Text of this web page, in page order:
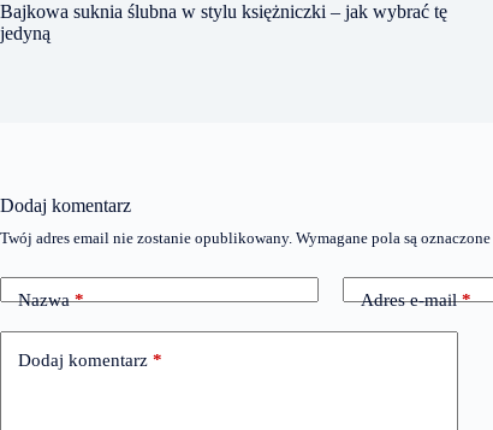
Bajkowa suknia ślubna w stylu księżniczki – jak wybrać tę
jedyną
Dodaj komentarz
Twój adres email nie zostanie opublikowany. Wymagane pola są oznaczone
Nazwa* Adres e-mail*
Dodaj komentarz *